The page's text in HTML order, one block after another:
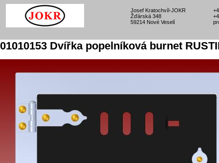
Josef Kratochvíl-JOKR
Žďárská 348
59214 Nové Veselí
01010153 Dvířka popelníková burnet